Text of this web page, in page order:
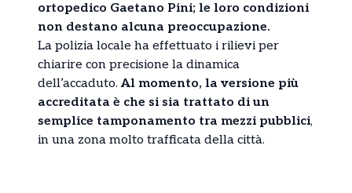
ortopedico Gaetano Pini; le loro condizioni
non destano alcuna preoccupazione.
La polizia locale ha effettuato i rilievi per
chiarire con precisione la dinamica
dell’accaduto. Al momento, la versione più
accreditata è che si sia trattato di un
semplice tamponamento tra mezzi pubblici,
in una zona molto trafficata della città.